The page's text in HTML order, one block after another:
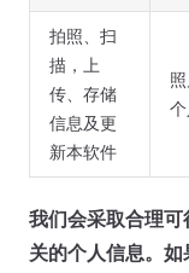
拍照、扫
描，上
传、存储
信息及更
新本软件
我们会采取合理
关的个人信息。